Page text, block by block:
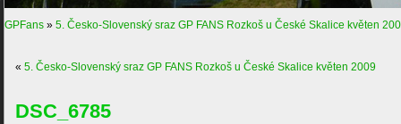
GPFans » 5. Česko-Slovenský sraz GP FANS Rozkoš u České Skalice květen
« 5. Česko-Slovenský sraz GP FANS Rozkoš u České Skalice květen 2009
DSC_6785